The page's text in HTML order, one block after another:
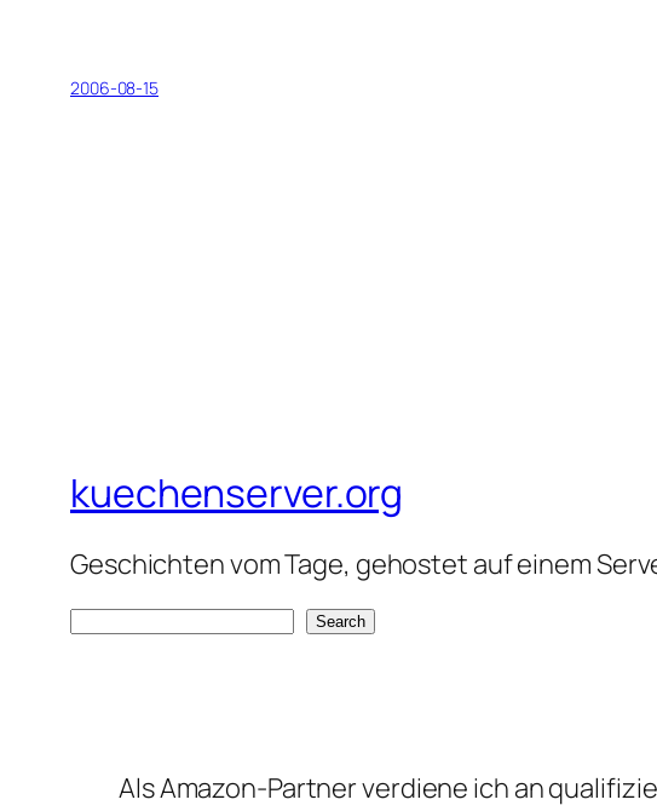
2006-08-15
kuechenserver.org
Geschichten vom Tage, gehostet auf einem
S
Search
Als Amazon-Partner verdiene ich an